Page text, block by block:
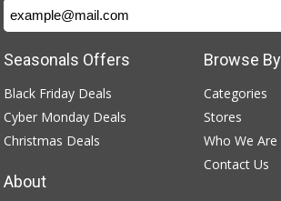
Browse By
Categories
Stores
Who We Are
Contact Us
Seasonals Offers
Black Friday Deals
Cyber Monday Deals
Christmas Deals
About